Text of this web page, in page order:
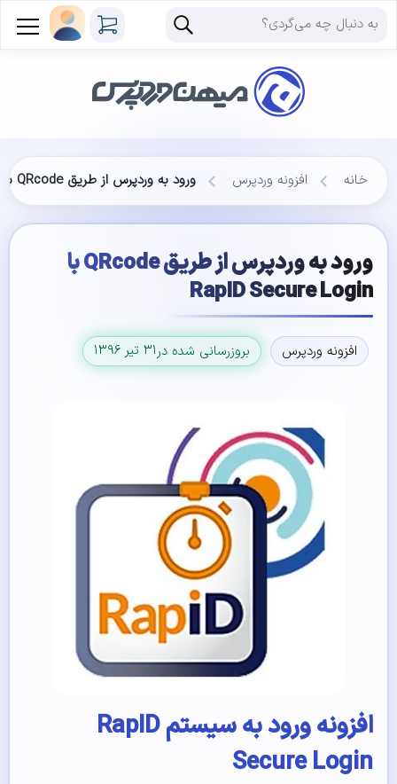
خانه افزونه وردپرس ورود به وردپرس از طریق QRcode با RapID Secure Login
ورود به وردپرس از طریق QRcode با
RapID Secure Login
افزونه وردپرس بروزرسانی شده در۳۱ تیر ۱۳۹۶
افزونه ورود به سیستم RapID
Secure Login